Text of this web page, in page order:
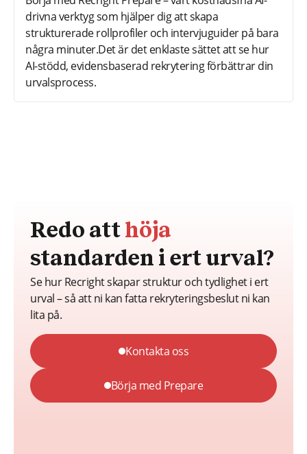
drivna verktyg som hjälper dig att skapa
strukturerade rollprofiler och intervjuguider på bara
några minuter.Det är det enklaste sättet att se hur
AI-stödd, evidensbaserad rekrytering förbättrar din
urvalsprocess.
Redo att höja
standarden i ert urval?
Se hur Recright skapar struktur och tydlighet i ert
urval – så att ni kan fatta rekryteringsbeslut ni kan
lita på.
Kontakta oss
Börja med Prepare